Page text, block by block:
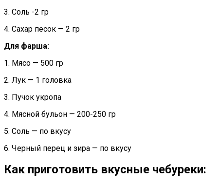
3. Соль -2 гр
4. Сахар песок — 2 гр
Для фарша:
1. Мясо — 500 гр
2. Лук — 1 головка
3. Пучок укропа
4. Мясной бульон — 200-250 гр
5. Соль — по вкусу
6. Черный перец и зира — по вкусу
Как приготовить вкусные чебуреки: